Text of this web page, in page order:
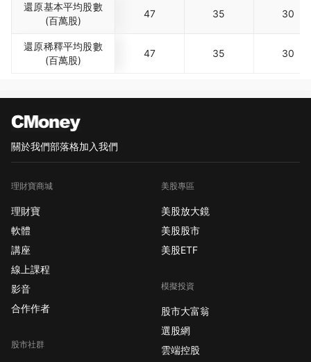
還原基本平均股數
(百萬股)
47 35 30
還原稀釋平均股數
(百萬股)
47 35 30
關於我們部落格加入我們
理財寶商城
理財寶
軟體
講座
線上課程
影音
合作作者
股市社群
美股專區
美股放大鏡
美股股市
美股ETF
模擬投資
股市大富翁
選股網
雲端控股